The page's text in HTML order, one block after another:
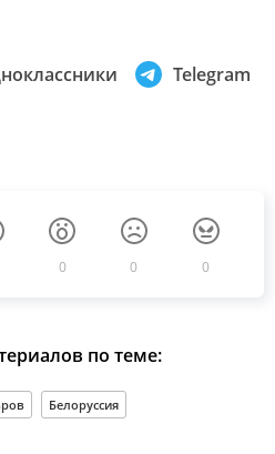
Telegram
0 0 0
по теме:
Белоруссия